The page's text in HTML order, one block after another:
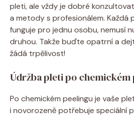
pleti, ale vždy je dobré
a‌ metody s profesionálem.⁣ Každá
funguje pro ‌jednu osobu, nemusí
druhou. Takže buďte opatrní a
žádá trpělivost!
Údržba pleti ⁤po⁢ chemickém
Po chemickém peelingu je vaše
i⁢ novorozeně ​potřebuje speciální​